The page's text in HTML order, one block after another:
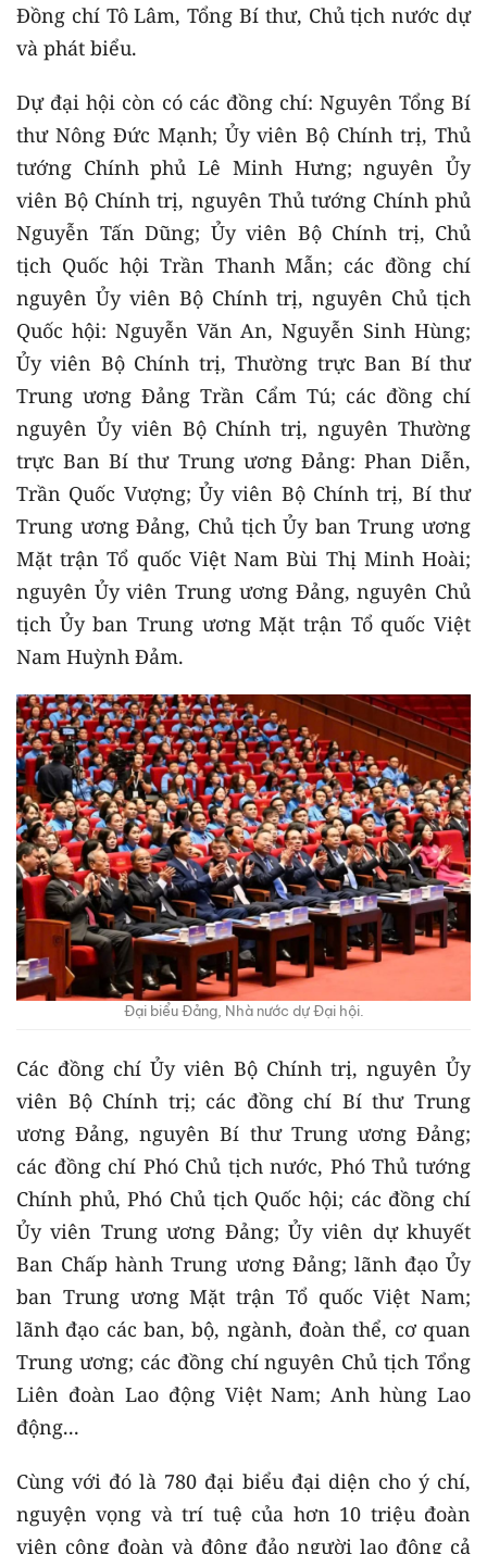
Đồng chí Tô Lâm, Tổng Bí thư, Chủ tịch nước dự
và phát biểu.
Dự đại hội còn có các đồng chí: Nguyên Tổng Bí
thư Nông Đức Mạnh; Ủy viên Bộ Chính trị, Thủ
tướng Chính phủ Lê Minh Hưng; nguyên Ủy
viên Bộ Chính trị, nguyên Thủ tướng Chính phủ
Nguyễn Tấn Dũng; Ủy viên Bộ Chính trị, Chủ
tịch Quốc hội Trần Thanh Mẫn; các đồng chí
nguyên Ủy viên Bộ Chính trị, nguyên Chủ tịch
Quốc hội: Nguyễn Văn An, Nguyễn Sinh Hùng;
Ủy viên Bộ Chính trị, Thường trực Ban Bí thư
Trung ương Đảng Trần Cẩm Tú; các đồng chí
nguyên Ủy viên Bộ Chính trị, nguyên Thường
trực Ban Bí thư Trung ương Đảng: Phan Diễn,
Trần Quốc Vượng; Ủy viên Bộ Chính trị, Bí thư
Trung ương Đảng, Chủ tịch Ủy ban Trung ương
Mặt trận Tổ quốc Việt Nam Bùi Thị Minh Hoài;
nguyên Ủy viên Trung ương Đảng, nguyên Chủ
tịch Ủy ban Trung ương Mặt trận Tổ quốc Việt
Nam Huỳnh Đảm.
Đại biểu Đảng, Nhà nước dự Đại hội.
Các đồng chí Ủy viên Bộ Chính trị, nguyên Ủy
viên Bộ Chính trị; các đồng chí Bí thư Trung
ương Đảng, nguyên Bí thư Trung ương Đảng;
các đồng chí Phó Chủ tịch nước, Phó Thủ tướng
Chính phủ, Phó Chủ tịch Quốc hội; các đồng chí
Ủy viên Trung ương Đảng; Ủy viên dự khuyết
Ban Chấp hành Trung ương Đảng; lãnh đạo Ủy
ban Trung ương Mặt trận Tổ quốc Việt Nam;
lãnh đạo các ban, bộ, ngành, đoàn thể, cơ quan
Trung ương; các đồng chí nguyên Chủ tịch Tổng
Liên đoàn Lao động Việt Nam; Anh hùng Lao
động...
Cùng với đó là 780 đại biểu đại diện cho ý chí,
nguyện vọng và trí tuệ của hơn 10 triệu đoàn
viên công đoàn và đông đảo người lao động cả